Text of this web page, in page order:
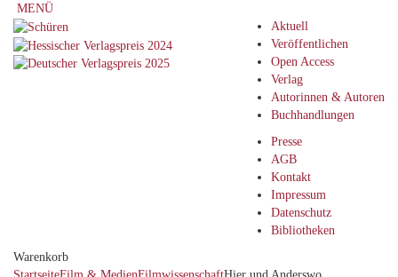
MENÜ
Aktuell
Veröffentlichen
Open Access
Verlag
Autorinnen & Autoren
Buchhandlungen
Presse
AGB
Kontakt
Impressum
Datenschutz
Bibliotheken
Warenkorb